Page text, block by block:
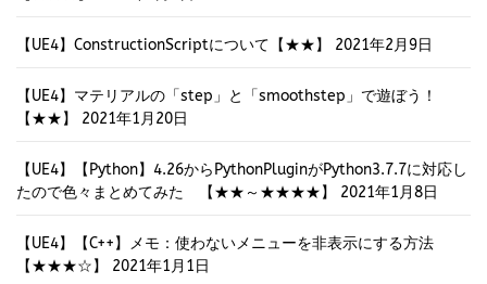
【UE4】ConstructionScriptについて【★★】 2021年2月9日
【UE4】マテリアルの「step」と「smoothstep」で遊ぼう！
【★★】
2021年1月20日
【UE4】【Python】4.26からPythonPluginがPython3.7.7に対応し
たので色々まとめてみた 【★★～★★★★】
2021年1月8日
【UE4】【C++】メモ：使わないメニューを非表示にする方法
【★★★☆】
2021年1月1日